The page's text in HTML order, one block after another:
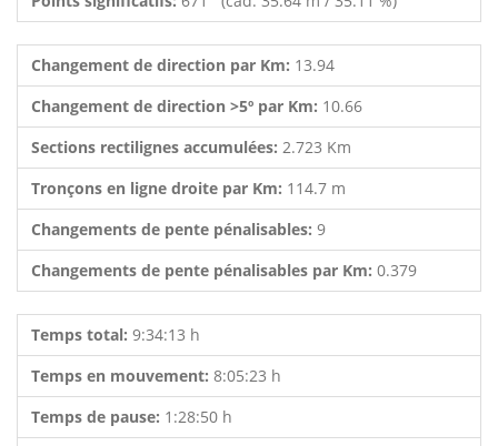
Changement de direction par Km: 13.94
Changement de direction >5º par Km: 10.66
Sections rectilignes accumulées: 2.723 Km
Tronçons en ligne droite par Km: 114.7 m
Changements de pente pénalisables: 9
Changements de pente pénalisables par Km: 0.379
Temps total: 9:34:13 h
Temps en mouvement: 8:05:23 h
Temps de pause: 1:28:50 h